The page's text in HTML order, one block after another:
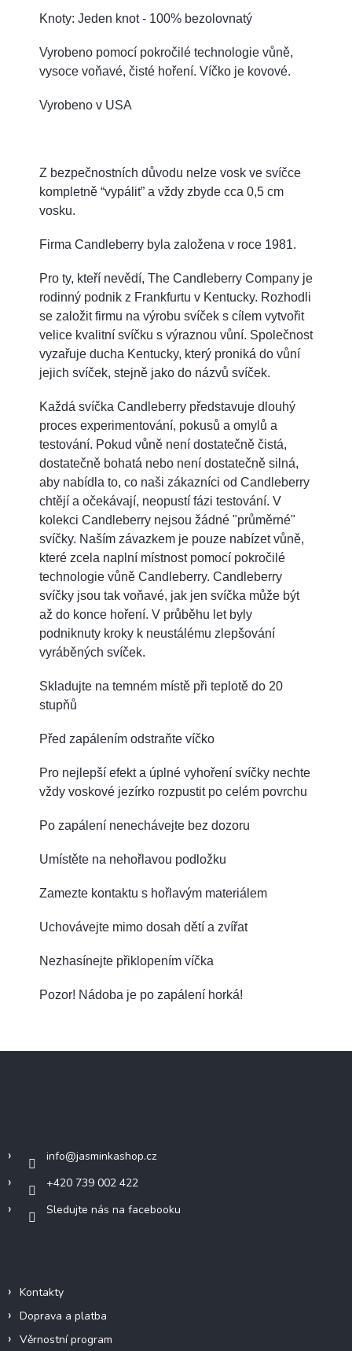
Knoty: Jeden knot - 100% bezolovnatý
Vyrobeno pomocí pokročilé technologie vůně,
vysoce voňavé, čisté hoření. Víčko je kovové.
Vyrobeno v USA
Z bezpečnostních důvodu nelze vosk ve svíčce
kompletně “vypálit” a vždy zbyde cca 0,5 cm
vosku.
Firma Candleberry byla založena v roce 1981.
Pro ty, kteří nevědí, The Candleberry Company je
rodinný podnik z Frankfurtu v Kentucky. Rozhodli
se založit firmu na výrobu svíček s cílem vytvořit
velice kvalitní svíčku s výraznou vůní. Společnost
vyzařuje ducha Kentucky, který proniká do vůní
jejich svíček, stejně jako do názvů svíček.
Každá svíčka Candleberry představuje dlouhý
proces experimentování, pokusů a omylů a
testování. Pokud vůně není dostatečně čistá,
dostatečně bohatá nebo není dostatečně silná,
aby nabídla to, co naši zákazníci od Candleberry
chtějí a očekávají, neopustí fázi testování. V
kolekci Candleberry nejsou žádné "průměrné"
svíčky. Naším závazkem je pouze nabízet vůně,
které zcela naplní místnost pomocí pokročilé
technologie vůně Candleberry. Candleberry
svíčky jsou tak voňavé, jak jen svíčka může být
až do konce hoření. V průběhu let byly
podniknuty kroky k neustálému zlepšování
vyráběných svíček.
Skladujte na temném místě při teplotě do 20
stupňů
Před zapálením odstraňte víčko
Pro nejlepší efekt a úplné vyhoření svíčky nechte
vždy voskové jezírko rozpustit po celém povrchu
Po zapálení nenechávejte bez dozoru
Umístěte na nehořlavou podložku
Zamezte kontaktu s hořlavým materiálem
Uchovávejte mimo dosah dětí a zvířat
Nezhasínejte přiklopením víčka
Pozor! Nádoba je po zapálení horká!
info@jasminkashop.cz
+420 739 002 422
Sledujte nás na facebooku
Kontakty
Doprava a platba
Věrnostní program